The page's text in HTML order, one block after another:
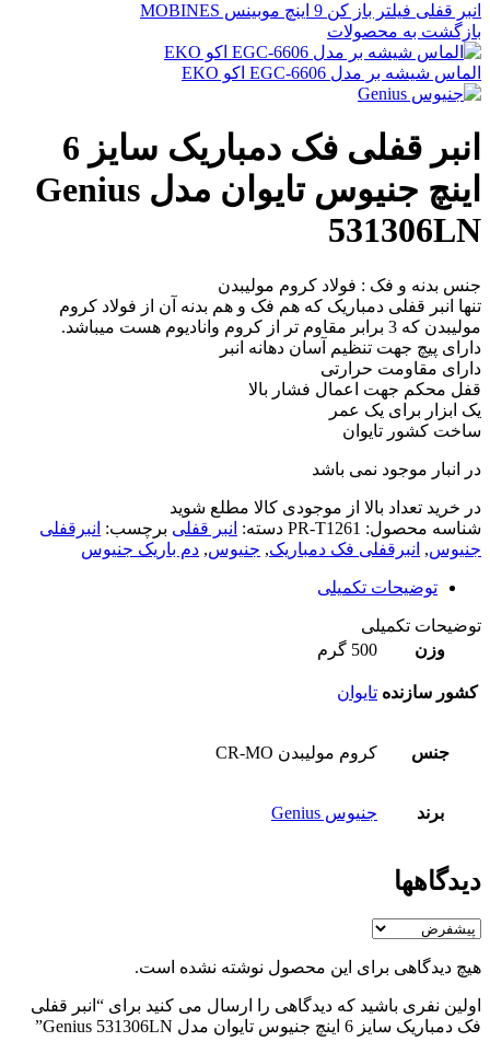
انبر قفلی فیلتر باز کن 9 اینچ موبینس MOBINES
بازگشت به محصولات
الماس شیشه بر مدل EGC-6606 اکو EKO
انبر قفلی فک دمباریک سایز 6
اینچ جنیوس تایوان مدل Genius
531306LN
جنس بدنه و فک : فولاد کروم مولیبدن
تنها انبر قفلی دمباریک که هم فک و هم بدنه آن از فولاد کروم
مولیبدن که 3 برابر مقاوم تر از کروم وانادیوم هست میباشد.
دارای پیچ جهت تنظیم آسان دهانه انبر
دارای مقاومت حرارتی
قفل محکم جهت اعمال فشار بالا
یک ابزار برای یک عمر
ساخت کشور تایوان
در انبار موجود نمی باشد
در خرید تعداد بالا از موجودی کالا مطلع شوید
شناسه محصول: PR-T1261 دسته: انبر قفلی برچسب: انبرقفلی
جنیوس, انبرقفلی فک دمباریک, جنیوس, دم باریک جنیوس
توضیحات تکمیلی
توضیحات تکمیلی
وزن
500 گرم
کشور سازنده تایوان
جنس کروم مولیبدن CR-MO
برند جنیوس Genius
دیدگاهها
هیچ دیدگاهی برای این محصول نوشته نشده است.
اولین نفری باشید که دیدگاهی را ارسال می کنید برای “انبر قفلی
فک دمباریک سایز 6 اینچ جنیوس تایوان مدل Genius 531306LN”